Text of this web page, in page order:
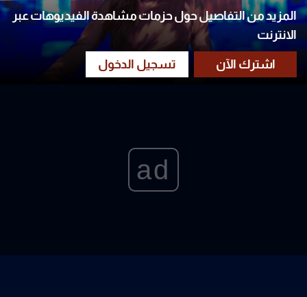
المزيد من التفاصيل حول حزمات مشاهدة الفيديوهات عبر
الانترنت
ad